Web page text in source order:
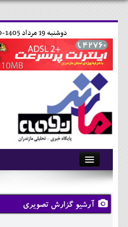
دوشنبه 19 مرداد 1405-11:50-
آرشیو
تماس با ما
وبلاگ
آرشیو گزارش تصویری